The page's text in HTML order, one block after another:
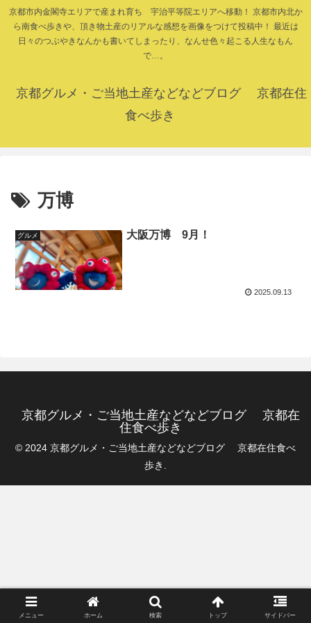
京都市内金閣寺エリアで産まれ育ち 宇治平等院エリアへ移動！ 京都市内北か
ら南食べ歩きや、頂き物土産のリアルな感想を画像をつけて投稿中！ 最近は
日々のつぶやきなんかも書いてしまったり、なんせ色々起こる人生なもん
で…。
京都グルメ・ご当地土産などなどブログ 京都在住
食べ歩き
万博
グルメ 大阪万博 9月！
2025.09.13
京都グルメ・ご当地土産などなどブログ 京都在
住食べ歩き
© 2024 京都グルメ・ご当地土産などなどブログ 京都在住食べ
歩き.
メニュー ホーム 検索 トップ サイドバー